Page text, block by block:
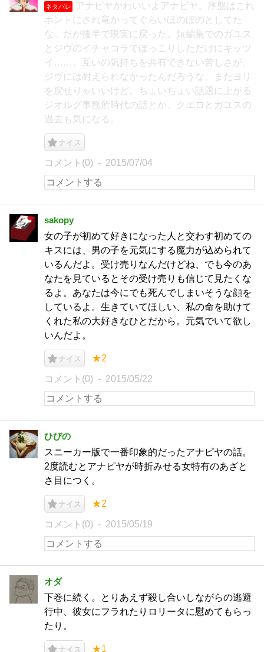
ネタバレ
アナピヤかわいいよアナピヤ。序盤はこれ
ホントにされ竜かってぐらいほのぼのとしてた
な。だが後半で現実に戻った。短編集でのガユス
とジヴのイチャコラでほっこりしただけにキッツ
イ……。互いの気持ちを共有できない苦しさが、
ジヴには耐えられなかったんだろうな。またヨリ
を戻せりゃいいけど。ちょいちょい話題に上がる
ジオルグ事務所時代の話とか、クエロとガユスの
過去も気になる。
ナイス
コメント(0) 2015/07/04
sakopy
女の子が初めて好きになった人と交わす初めての
キスには、男の子を元気にする魔力が込められて
いるんだよ。受け売りなんだけどね、でも今のあ
なたを見ているとその受け売りも信じて見たくな
るよ。あなたは今にでも死んでしまいそうな顔を
しているよ。生きていてほしい、私の命を助けて
くれた私の大好きなひとだから。元気でいて欲し
いんだよ。
ナイス ★2
コメント(0) 2015/05/22
ひびの
スニーカー版で一番印象的だったアナピヤの話。
2度読むとアナピヤが時折みせる女特有のあざと
さ目につく。
ナイス ★2
コメント(0) 2015/05/19
オダ
下巻に続く。とりあえず殺し合いしながらの逃避
行中、彼女にフラれたりロリータに慰めてもらっ
たり。
ナイス ★1